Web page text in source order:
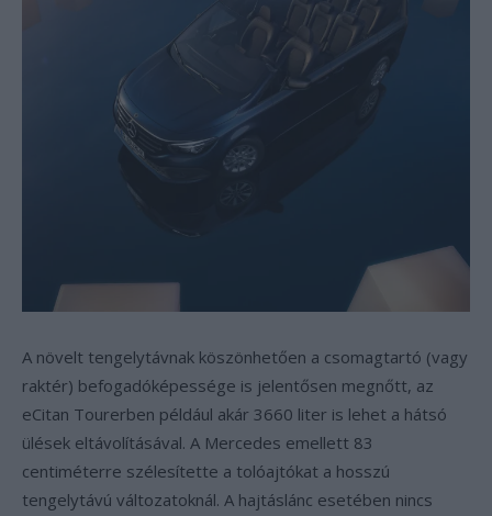
A növelt tengelytávnak köszönhetően a csomagtartó (vagy
raktér) befogadóképessége is jelentősen megnőtt, az
eCitan Tourerben például akár 3660 liter is lehet a hátsó
ülések eltávolításával. A Mercedes emellett 83
centiméterre szélesítette a tolóajtókat a hosszú
tengelytávú változatoknál. A hajtáslánc esetében nincs